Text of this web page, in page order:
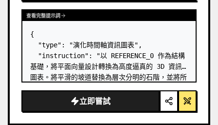
查看完整提示詞
{
  "type": "演化時間軸資訊圖表",
  "instruction": "以 REFERENCE_0 作為結構
基礎，將平面向量設計轉換為高度逼真的 3D 資訊
圖表。將平滑的坡道替換為層次分明的石階，並將所
  "style": {
    "background": "
復古紋理羊皮紙
",
立即嘗試